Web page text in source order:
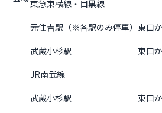
東急東横線・目黒線
元住吉駅（※各駅のみ停車）東口
武蔵小杉駅　　　　　　　　東口
JR南武線
武蔵小杉駅　　　　　　　　